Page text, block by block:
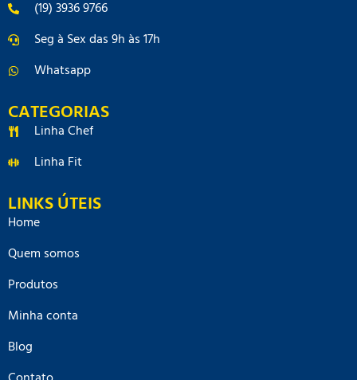
(19) 3936 9766
Seg à Sex das 9h às 17h
Whatsapp
CATEGORIAS
Linha Chef
Linha Fit
LINKS ÚTEIS
Home
Quem somos
Produtos
Minha conta
Blog